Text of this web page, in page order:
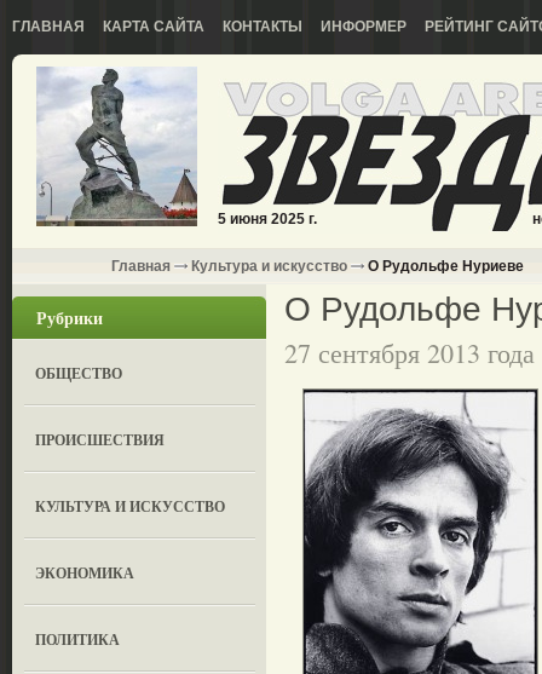
ГЛАВНАЯ КАРТА САЙТА КОНТАКТЫ ИНФОРМЕР РЕЙТИНГ
5 июня 2025 г.
Главная Культура и искусство О Рудольфе Нуриеве
Рубрики
ОБЩЕСТВО
ПРОИСШЕСТВИЯ
КУЛЬТУРА И ИСКУССТВО
ЭКОНОМИКА
ПОЛИТИКА
О Рудольфе
27 сентября 2013 года